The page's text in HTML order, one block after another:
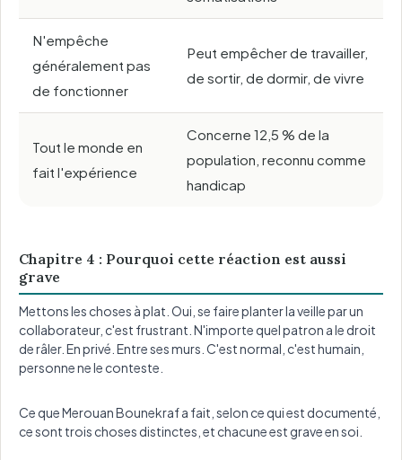
N'empêche
généralement pas
de fonctionner
Peut empêcher de travailler,
de sortir, de dormir, de vivre
Tout le monde en
fait l'expérience
Concerne 12,5 % de la
population, reconnu comme
handicap
Chapitre 4 : Pourquoi cette réaction est aussi
grave
Mettons les choses à plat. Oui, se faire planter la veille par un
collaborateur, c'est frustrant. N'importe quel patron a le droit
de râler. En privé. Entre ses murs. C'est normal, c'est humain,
personne ne le conteste.
Ce que Merouan Bounekraf a fait, selon ce qui est documenté,
ce sont trois choses distinctes, et chacune est grave en soi.